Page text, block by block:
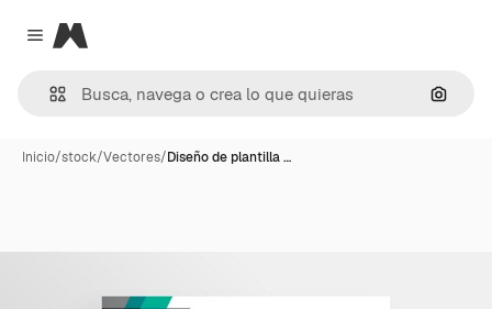
Close menu
Magnific
Inicio/stock/Vectores/Diseño de plantilla …